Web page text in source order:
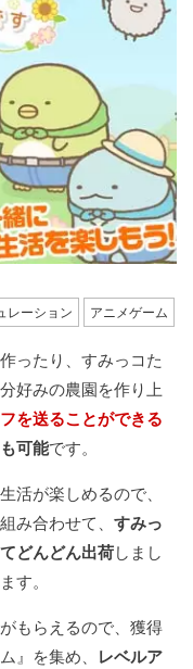
レーション アニメゲーム
ったり、すみっコた
好みの農園を作り上
を送ることができる
可能です。
活が楽しめるので、
み合わせて、 すみっ
どんどん出荷しまし
す。
もらえるので、獲得
』を集め、
レベルア